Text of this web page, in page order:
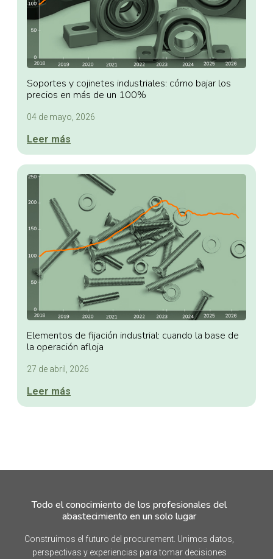
Soportes y cojinetes industriales: cómo bajar los
precios en más de un 100%
04 de mayo, 2026
Leer más
Elementos de fijación industrial: cuando la base de
la operación afloja
27 de abril, 2026
Leer más
Todo el conocimiento de los profesionales del
abastecimiento en un solo lugar
Construimos el futuro del procurement. Unimos datos,
perspectivas y experiencias para tomar decisiones